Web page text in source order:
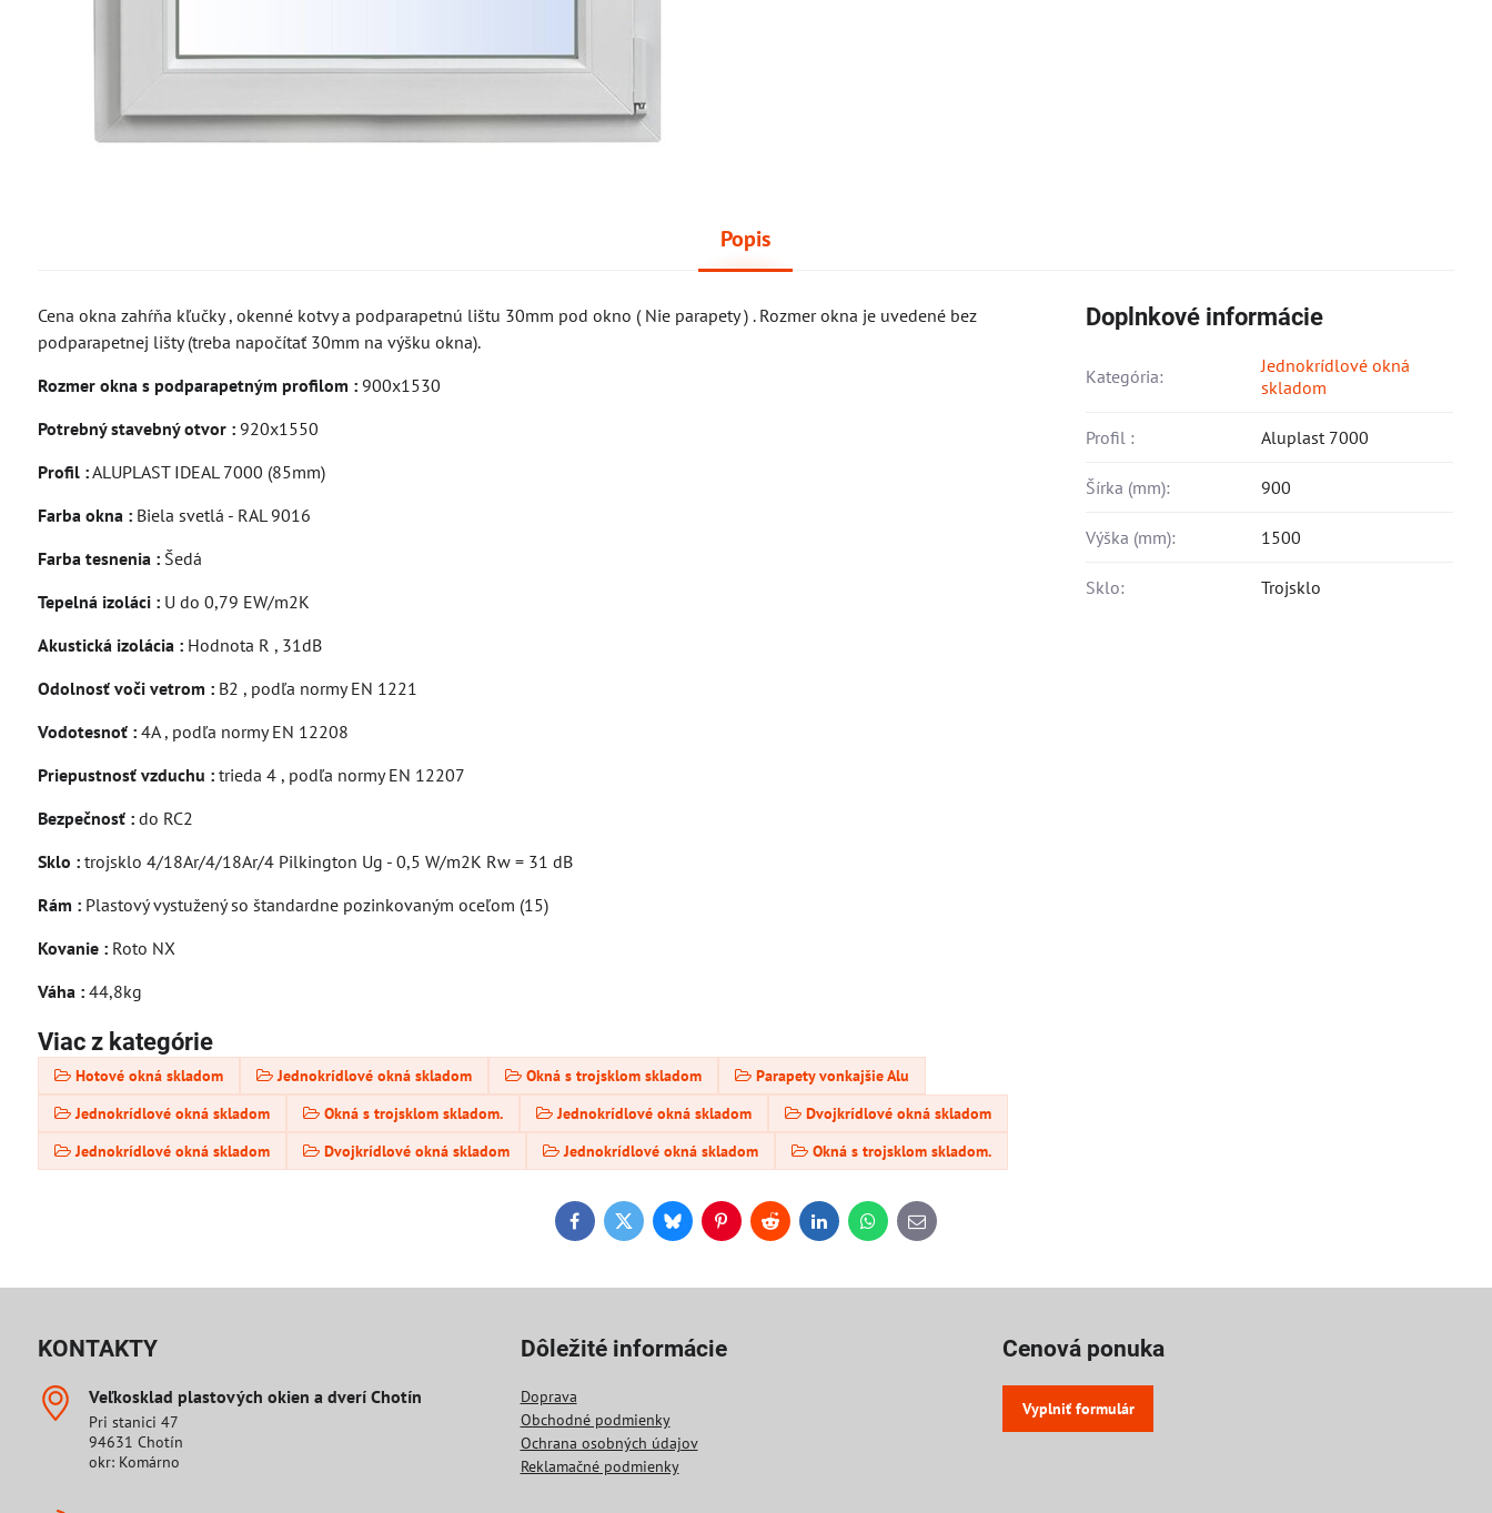
Popis
Cena okna zahŕňa kľučky , okenné kotvy a podparapetnú lištu 30mm pod okno ( Nie parapety ) . Rozmer okna je uvedené bez
podparapetnej lišty (treba napočítať 30mm na výšku okna).
Rozmer okna s podparapetným profilom :900x1530
Potrebný stavebný otvor :920x1550
Profil :ALUPLAST IDEAL 7000 (85mm)
Farba okna :Biela svetlá - RAL 9016
Farba tesnenia :Šedá
Tepelná izoláci :U do 0,79 EW/m2K
Akustická izolácia :Hodnota R , 31dB
Odolnosť voči vetrom :B2 , podľa normy EN 1221
Vodotesnoť :4A , podľa normy EN 12208
Priepustnosť vzduchu :trieda 4 , podľa normy EN 12207
Bezpečnosť :do RC2
Sklo :trojsklo 4/18Ar/4/18Ar/4 Pilkington Ug - 0,5 W/m2K Rw = 31 dB
Rám :Plastový vystužený so štandardne pozinkovaným oceľom (15)
Kovanie :Roto NX
Váha :44,8kg
Viac z kategórie
Hotové okná skladom Jednokrídlové okná skladom Okná s trojsklom skladom
Parapety vonkajšie Alu
Jednokrídlové okná skladom
Okná s trojsklom skladom. Jednokrídlové okná skladom
Dvojkrídlové okná skladom
Jednokrídlové okná skladom
Dvojkrídlové okná skladom Jednokrídlové okná skladom Okná s trojsklom skladom.
Doplnkové informácie
Kategória:
Jednokrídlové okná
skladom
Profil : Aluplast 7000
Šírka (mm): 900
Výška (mm): 1500
Sklo: Trojsklo
FacebookTwitterBlueskyPinterestRedditLinkedInWhatsApp
E-
mail
KONTAKTY
Veľkosklad plastových okien a dverí Chotín
Pri stanici 47
94631 Chotín
okr: Komárno
Dôležité informácie
Doprava
Obchodné podmienky
Ochrana osobných údajov
Reklamačné podmienky
Cenová ponuka
Vyplniť formulár